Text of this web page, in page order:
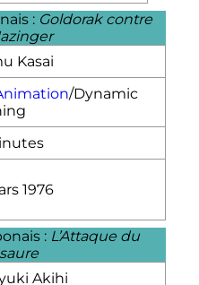
: Goldorak contre
Kasai
/Dynamic
1976
: L’Attaque du
Akihi